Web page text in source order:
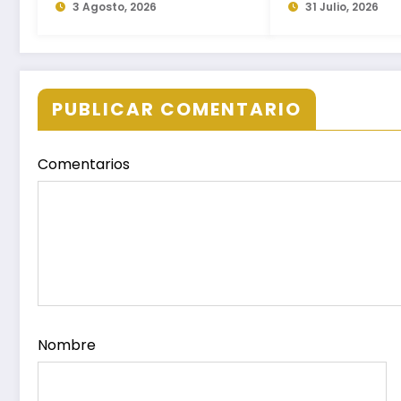
NUEVOS APRENDIZAJES
3 Agosto, 2026
LA31 Julio, 2026
PUBLICAR COMENTARIO
Comentarios
Nombre